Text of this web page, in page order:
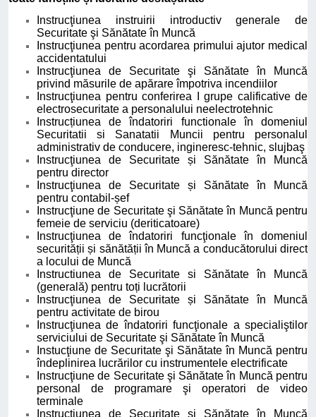
Instrucţiunea instruirii introductiv generale de
Securitate şi Sănătate în Muncă
Instrucţiunea pentru acordarea primului ajutor medical
accidentatului
Instrucţiunea de Securitate şi Sănătate în Muncă
privind măsurile de apărare împotriva incendiilor
Instrucţiunea pentru conferirea I grupe calificative de
electrosecuritate a personalului neelectrotehnic
Instrucțiunea de îndatoriri functionale în domeniul
Securitatii si Sanatatii Muncii pentru personalul
administrativ de conducere, ingineresc-tehnic, slujbaş
Instrucţiunea de Securitate și Sănătate în Muncă
pentru director
Instrucţiunea de Securitate și Sănătate în Muncă
pentru contabil-șef
Instrucţiune de Securitate şi Sănătate în Muncă pentru
femeie de serviciu (deriticatoare)
Instrucţiunea de îndatoriri funcţionale în domeniul
securității și sănătății în Muncă a conducătorului direct
a locului de Muncă
Instructiunea de Securitate si Sănătate în Muncă
(generală) pentru toți lucrătorii
Instrucţiunea de Securitate și Sănătate în Muncă
pentru activitate de birou
Instrucţiunea de îndatoriri funcţionale a specialiştilor
serviciului de Securitate şi Sănătate în Muncă
Instucţiune de Securitate şi Sănătate în Muncă pentru
îndeplinirea lucrărilor cu instrumentele electrificate
Instrucţiune de Securitate şi Sănătate în Muncă pentru
personal de programare şi operatori de video
terminale
Instrucţiunea de Securitate şi Sănătate în Muncă